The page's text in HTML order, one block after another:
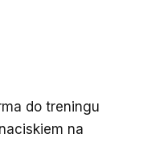
do treningu
na